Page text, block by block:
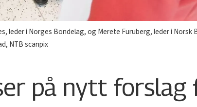
leder i Norges Bondelag, og Merete Furuberg, leder i Norsk
NTB scanpix
på nytt forslag